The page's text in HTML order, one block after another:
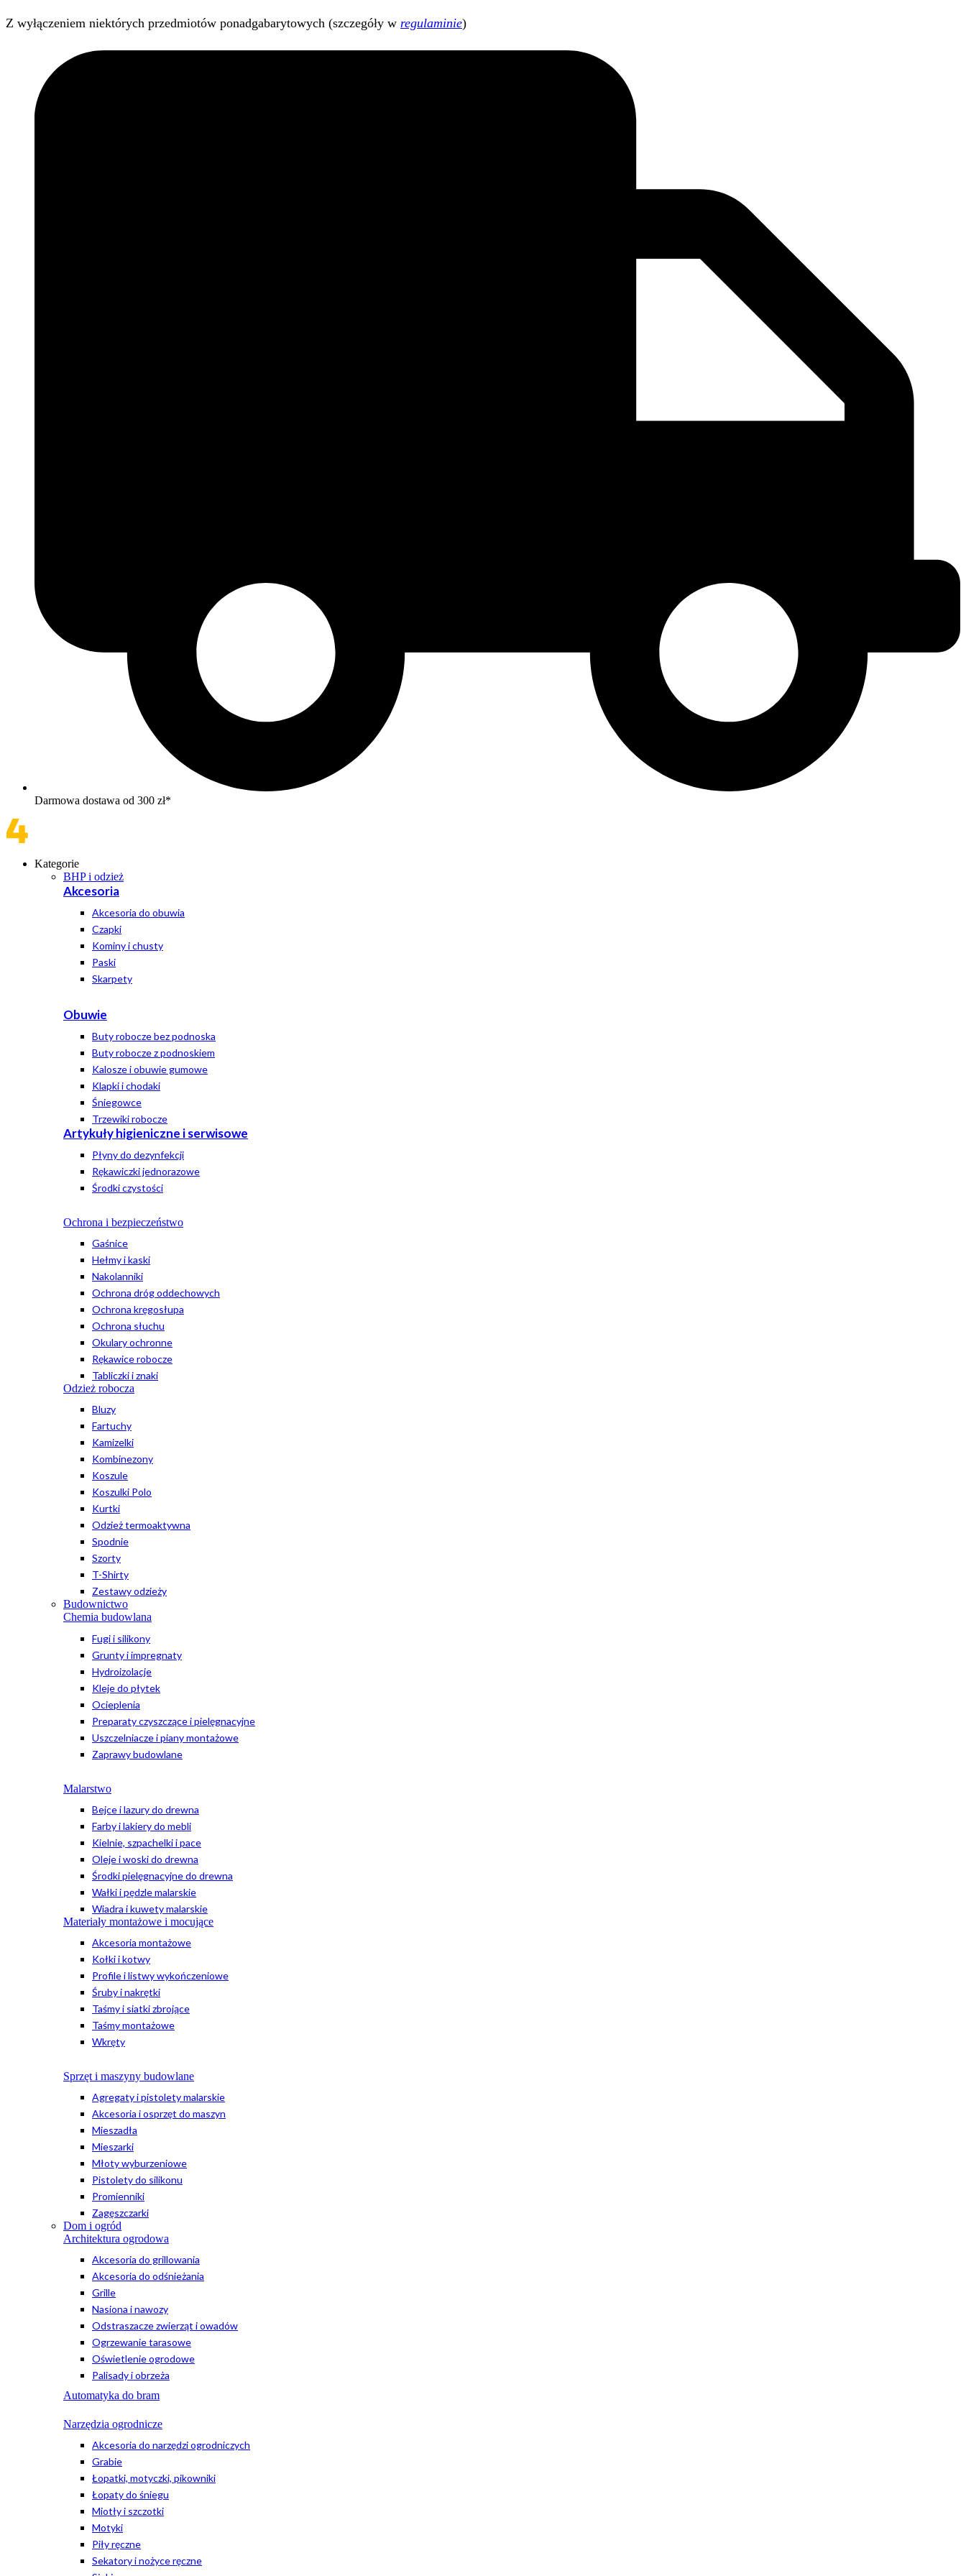
Z wyłączeniem niektórych przedmiotów ponadgabarytowych (szczegóły w regulaminie)
Darmowa dostawa od 300 zł*
Kategorie
BHP i odzież
Akcesoria
Akcesoria do obuwia
Czapki
Kominy i chusty
Paski
Skarpety
Obuwie
Buty robocze bez podnoska
Buty robocze z podnoskiem
Kalosze i obuwie gumowe
Klapki i chodaki
Śniegowce
Trzewiki robocze
Artykuły higieniczne i serwisowe
Płyny do dezynfekcji
Rękawiczki jednorazowe
Środki czystości
Ochrona i bezpieczeństwo
Gaśnice
Hełmy i kaski
Nakolanniki
Ochrona dróg oddechowych
Ochrona kręgosłupa
Ochrona słuchu
Okulary ochronne
Rękawice robocze
Tabliczki i znaki
Odzież robocza
Bluzy
Fartuchy
Kamizelki
Kombinezony
Koszule
Koszulki Polo
Kurtki
Odzież termoaktywna
Spodnie
Szorty
T-Shirty
Zestawy odzieży
Budownictwo
Chemia budowlana
Fugi i silikony
Grunty i impregnaty
Hydroizolacje
Kleje do płytek
Ocieplenia
Preparaty czyszczące i pielęgnacyjne
Uszczelniacze i piany montażowe
Zaprawy budowlane
Malarstwo
Bejce i lazury do drewna
Farby i lakiery do mebli
Kielnie, szpachelki i pace
Oleje i woski do drewna
Środki pielęgnacyjne do drewna
Wałki i pędzle malarskie
Wiadra i kuwety malarskie
Materiały montażowe i mocujące
Akcesoria montażowe
Kołki i kotwy
Profile i listwy wykończeniowe
Śruby i nakrętki
Taśmy i siatki zbrojące
Taśmy montażowe
Wkręty
Sprzęt i maszyny budowlane
Agregaty i pistolety malarskie
Akcesoria i osprzęt do maszyn
Mieszadła
Mieszarki
Młoty wyburzeniowe
Pistolety do silikonu
Promienniki
Zagęszczarki
Dom i ogród
Architektura ogrodowa
Akcesoria do grillowania
Akcesoria do odśnieżania
Grille
Nasiona i nawozy
Odstraszacze zwierząt i owadów
Ogrzewanie tarasowe
Oświetlenie ogrodowe
Palisady i obrzeża
Automatyka do bram
Narzędzia ogrodnicze
Akcesoria do narzędzi ogrodniczych
Grabie
Łopatki, motyczki, pikowniki
Łopaty do śniegu
Miotły i szczotki
Motyki
Piły ręczne
Sekatory i nożyce ręczne